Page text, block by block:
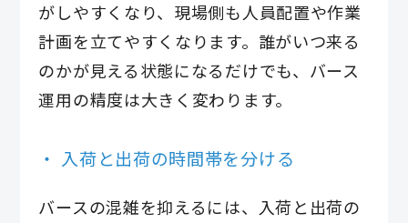
がしやすくなり、現場側も人員配置や作業
計画を立てやすくなります。誰がいつ来る
のかが見える状態になるだけでも、バース
運用の精度は大きく変わります。
入荷と出荷の時間帯を分ける
バースの混雑を抑えるには、入荷と出荷の